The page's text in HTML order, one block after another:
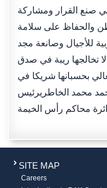
في صنع القرار ومشاركة
والحفاظ على سلامة
للأجيال وصانعة مجد
تخالجها ريبة في صدق
بحسبانها شريكا في
محمد الخاطريرئيس
محاكم رأس الخيمة
SITE MAP
Careers